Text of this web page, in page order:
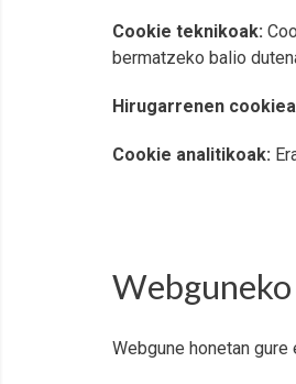
Cookie teknikoak:
bermatzeko balio
Hirugarrenen
Cookie analitikoak:
Webgune honetan